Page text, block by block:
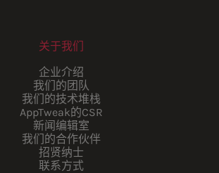
关于我们
企业介绍
我们的团队
我们的技术堆栈
AppTweak的CSR
新闻编辑室
我们的合作伙伴
招贤纳士
联系方式